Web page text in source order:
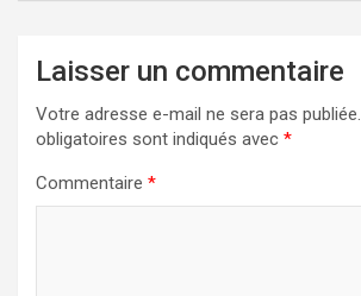
Laisser un commentaire
Votre adresse e-mail ne sera pas publiée.
obligatoires sont indiqués avec *
Commentaire *